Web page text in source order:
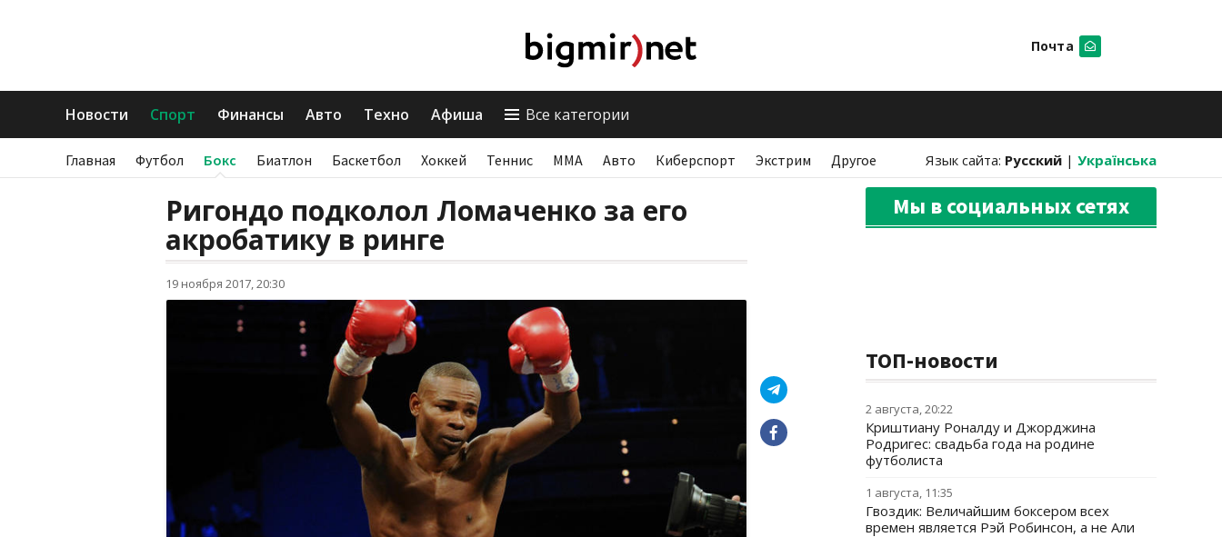
Почта
Новости Спорт Финансы Авто Техно Афиша Все категории
Главная Футбол Бокс Биатлон Баскетбол Хоккей Теннис ММА Авто Киберспорт Экстрим Другое Язык сайта: Русский | Українська
Ригондо подколол Ломаченко за его
акробатику в ринге
19 ноября 2017, 20:30
Мы в социальных сетях
ТОП-новости
2 августа, 20:22
Криштиану Роналду и Джорджина
Родригес: свадьба года на родине
футболиста
1 августа, 11:35
Гвоздик: Величайшим боксером всех
времен является Рэй Робинсон, а не Али